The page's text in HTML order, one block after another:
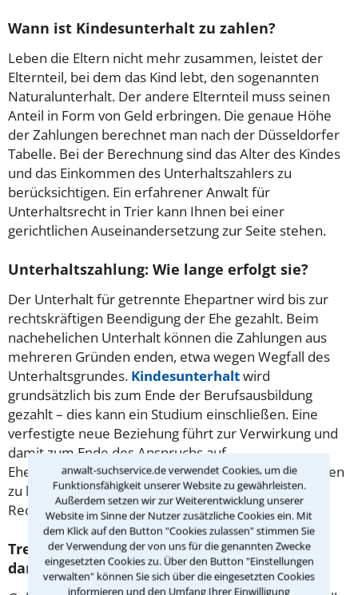
anwalt-suchservice.de verwendet Cookies, um die
Funktionsfähigkeit unserer Website zu gewährleisten.
Außerdem setzen wir zur Weiterentwicklung unserer
Website im Sinne der Nutzer zusätzliche Cookies ein. Mit
dem Klick auf den Button "Cookies zulassen" stimmen Sie
der Verwendung der von uns für die genannten Zwecke
eingesetzten Cookies zu. Über den Button "Einstellungen
verwalten" können Sie sich über die eingesetzten Cookies
informieren und den Umfang Ihrer Einwilligung
Wann ist Kindesunterhalt zu zahlen?
Leben die Eltern nicht mehr zusammen, leistet der
Elternteil, bei dem das Kind lebt, den sogenannten
Naturalunterhalt. Der andere Elternteil muss seinen
Anteil in Form von Geld erbringen. Die genaue Höhe
der Zahlungen berechnet man nach der Düsseldorfer
Tabelle. Bei der Berechnung sind das Alter des Kindes
und das Einkommen des Unterhaltszahlers zu
berücksichtigen. Ein erfahrener Anwalt für
Unterhaltsrecht in Trier kann Ihnen bei einer
gerichtlichen Auseinandersetzung zur Seite stehen.
Unterhaltszahlung: Wie lange erfolgt sie?
Der Unterhalt für getrennte Ehepartner wird bis zur
rechtskräftigen Beendigung der Ehe gezahlt. Beim
nachehelichen Unterhalt können die Zahlungen aus
mehreren Gründen enden, etwa wegen Wegfall des
Unterhaltsgrundes. Kindesunterhaltwird
grundsätzlich bis zum Ende der Berufsausbildung
gezahlt – dies kann ein Studium einschließen. Eine
verfestigte neue Beziehung führt zur Verwirkung und
damit zum Ende des Anspruchs auf
Ehegattenunterhalt. Wie lange in Ihrem Fall Zahlungen
zu leisten sind, können Sie von einem versierten
Rechtsanwalt für Unterhaltsrecht in Trier erfahren.
Trennungsunterhalt – was versteht man
darunter?